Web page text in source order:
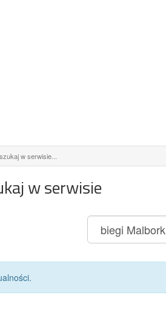
w serwisie...
w serwisie